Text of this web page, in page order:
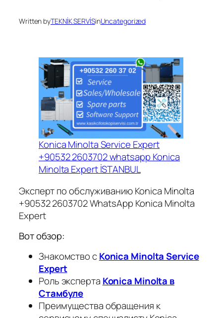
Written byTEKNİK SERVİSinUncategorized
Konica Minolta Service Expert
+90532 2603702 whatsapp Konica
Minolta Expert İSTANBUL
Эксперт по обслуживанию Konica Minolta
+90532 2603702 WhatsApp Konica Minolta
Expert
Вот обзор:
Знакомство сKonica Minolta Service
Expert
Роль эксперта Konica Minolta в
Стамбуле
Преимущества обращения к